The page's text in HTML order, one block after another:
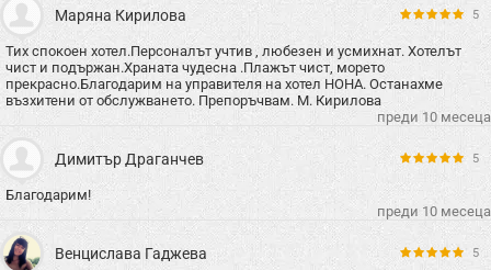
Маряна Кирилова 5
Тих спокоен хотел.Персоналът учтив , любезен и усмихнат. Хотелът
чист и подържан.Храната чудесна .Плажът чист, морето
прекрасно.Благодарим на управителя на хотел НОНА. Останахме
възхитени от обслужването. Препоръчвам. М. Кирилова
преди 10 месеца
Димитър Драганчев 5
Благодарим!
преди 10 месеца
Венцислава Гаджева 5